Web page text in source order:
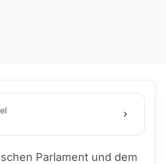
Parlament und dem